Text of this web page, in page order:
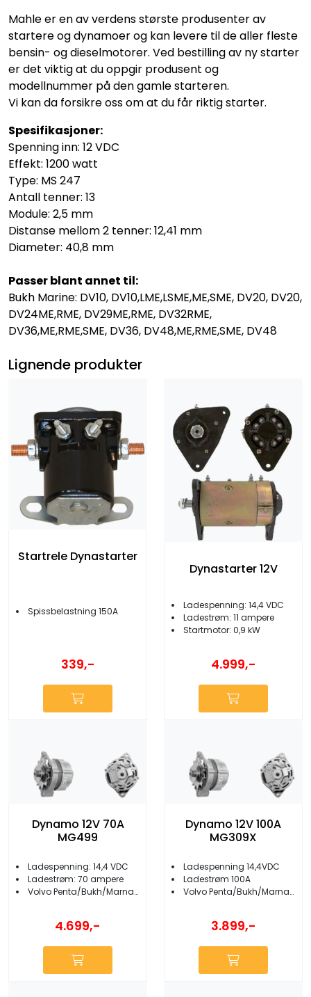
Mahle er en av verdens største produsenter av
startere og dynamoer og kan levere til de aller fleste
bensin- og dieselmotorer. Ved bestilling av ny starter
er det viktig at du oppgir produsent og
modellnummer på den gamle starteren.
Vi kan da forsikre oss om at du får riktig starter.
Spesifikasjoner:
Spenning inn: 12 VDC
Effekt: 1200 watt
Type: MS 247
Antall tenner: 13
Module: 2,5 mm
Distanse mellom 2 tenner: 12,41 mm
Diameter: 40,8 mm
Passer blant annet til:
Bukh Marine: DV10, DV10,LME,LSME,ME,SME, DV20, DV20,
DV24ME,RME, DV29ME,RME, DV32RME,
DV36,ME,RME,SME, DV36, DV48,ME,RME,SME, DV48
Lignende produkter
Startrele Dynastarter
Spissbelastning 150A
339,-
Dynastarter 12V
Ladespenning: 14,4 VDC
Ladestrøm: 11 ampere
Startmotor: 0,9 kW
4.999,-
Dynamo 12V 70A
MG499
Ladespenning: 14,4 VDC
Ladestrøm: 70 ampere
Volvo Penta/Bukh/Marna/Sabb/Nanni m.fl.
4.699,-
Dynamo 12V 100A
MG309X
Ladespenning 14,4VDC
Ladestrøm 100A
Volvo Penta/Bukh/Marna/Sabb/Nanni
3.899,-